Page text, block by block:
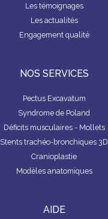
Les témoignages
Les actualités
Engagement qualité
NOS SERVICES
Pectus Excavatum
Syndrome de Poland
Déficits musculaires - Mollets
Stents trachéo-bronchiques 3D
Cranioplastie
Modèles anatomiques
AIDE